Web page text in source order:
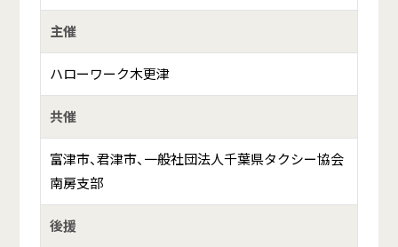
主催
ハローワーク木更津
共催
富津市、君津市、一般社団法人千葉県タクシー協会
南房支部
後援